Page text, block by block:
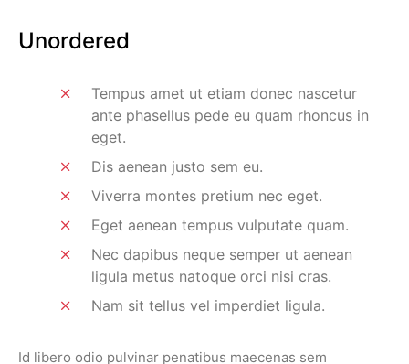
Unordered
Tempus amet ut etiam donec nascetur
ante phasellus pede eu quam rhoncus in
eget.
Dis aenean justo sem eu.
Viverra montes pretium nec eget.
Eget aenean tempus vulputate quam.
Nec dapibus neque semper ut aenean
ligula metus natoque orci nisi cras.
Nam sit tellus vel imperdiet ligula.
Id libero odio pulvinar penatibus maecenas sem